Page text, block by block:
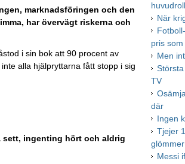
marknadsföringen och den
har övervägt riskerna och
i sin bok att 90 procent av
alla hjälpryttarna fått stopp i sig
sett, ingenting hört och aldrig
huvudroll
När
pris
Men
TV
där
Ingen
Tjejer
glömmer
Messi